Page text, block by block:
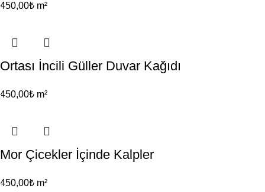
450,00₺ m²
Ortası İncili Güller Duvar Kağıdı
450,00₺ m²
Mor Çicekler İçinde Kalpler
450,00₺ m²